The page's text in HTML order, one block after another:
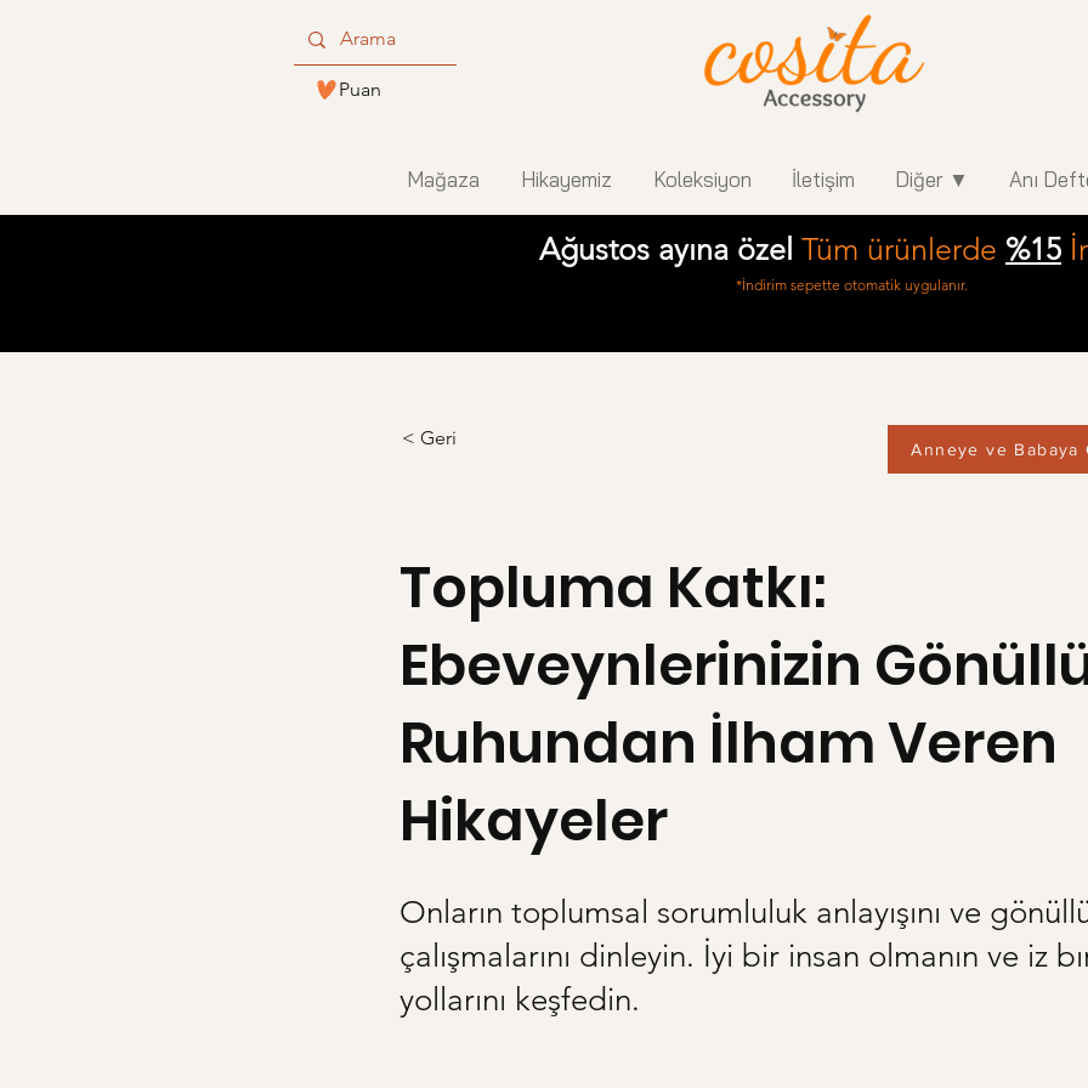
Puan
Mağaza Hikayemiz Koleksiyon İletişim Diğer ▼ Anı
Ağustos ayına özel Tüm ürünlerde %15
*İndirim sepette otomatik uygulanır.
< Geri Anneye ve Babaya
Topluma Katkı:
Ebeveynlerinizin
Ruhundan İlham Veren
Hikayeler
Onların toplumsal sorumluluk anlayışını ve
çalışmalarını dinleyin. İyi bir insan olmanın ve iz
yollarını keşfedin.